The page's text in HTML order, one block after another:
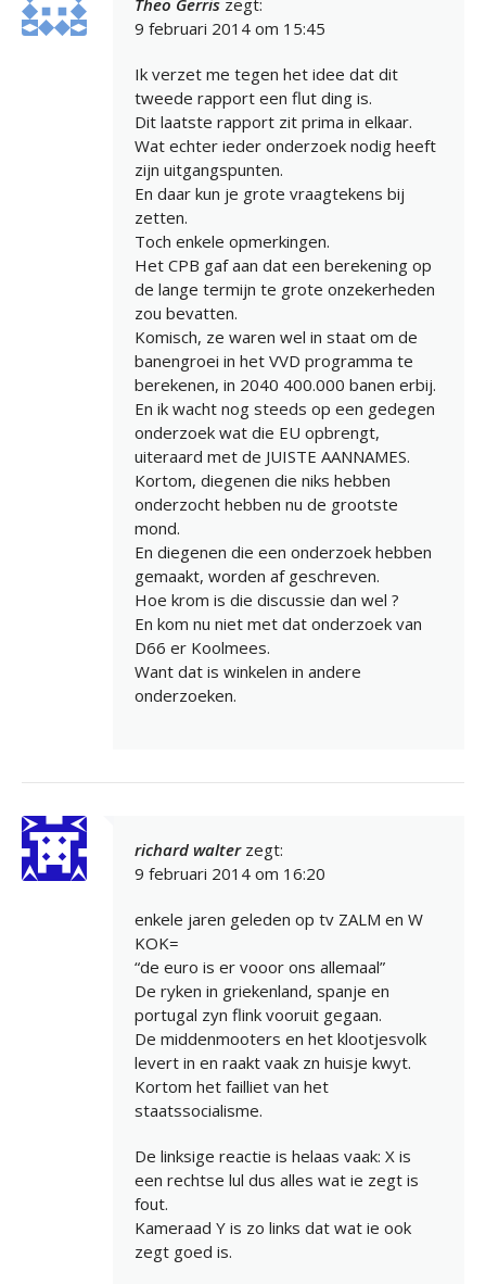
9 februari 2014 om 15:45
Ik verzet me tegen het idee dat dit
tweede rapport een flut ding is.
Dit laatste rapport zit prima in elkaar.
Wat echter ieder onderzoek nodig heeft
zijn uitgangspunten.
En daar kun je grote vraagtekens bij
zetten.
Toch enkele opmerkingen.
Het CPB gaf aan dat een berekening op
de lange termijn te grote onzekerheden
zou bevatten.
Komisch, ze waren wel in staat om de
banengroei in het VVD programma te
berekenen, in 2040 400.000 banen erbij.
En ik wacht nog steeds op een gedegen
onderzoek wat die EU opbrengt,
uiteraard met de JUISTE AANNAMES.
Kortom, diegenen die niks hebben
onderzocht hebben nu de grootste
mond.
En diegenen die een onderzoek hebben
gemaakt, worden af geschreven.
Hoe krom is die discussie dan wel ?
En kom nu niet met dat onderzoek van
D66 er Koolmees.
Want dat is winkelen in andere
onderzoeken.
richard walter zegt:
9 februari 2014 om 16:20
enkele jaren geleden op tv ZALM en W
KOK=
“de euro is er vooor ons allemaal”
De ryken in griekenland, spanje en
portugal zyn flink vooruit gegaan.
De middenmooters en het klootjesvolk
levert in en raakt vaak zn huisje kwyt.
Kortom het failliet van het
staatssocialisme.
De linksige reactie is helaas vaak: X is
een rechtse lul dus alles wat ie zegt is
fout.
Kameraad Y is zo links dat wat ie ook
zegt goed is.